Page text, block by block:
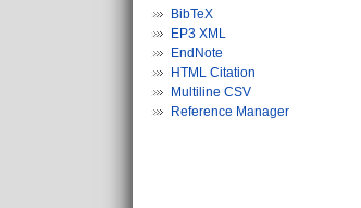
BibTeX
EP3 XML
EndNote
HTML Citation
Multiline CSV
Reference Manager